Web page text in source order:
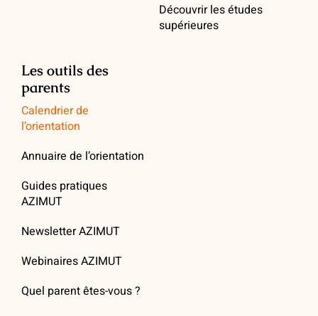
Découvrir les études
supérieures
Les outils des
parents
Calendrier de
l’orientation
Annuaire de l’orientation
Guides pratiques
AZIMUT
Newsletter AZIMUT
Webinaires AZIMUT
Quel parent êtes-vous ?